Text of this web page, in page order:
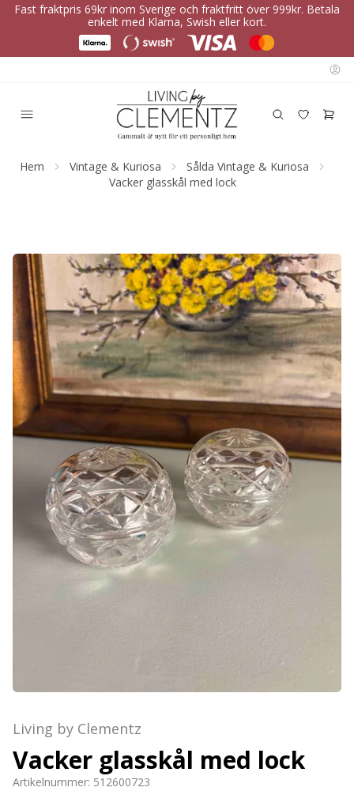
Fast fraktpris 69kr inom Sverige och fraktfritt över 999kr. Betala
enkelt med Klarna, Swish eller kort.
Hem Vintage & Kuriosa
Sålda Vintage & Kuriosa
Vacker glasskål med lock
Living by Clementz
Vacker glasskål med lock
Artikelnummer: 512600723